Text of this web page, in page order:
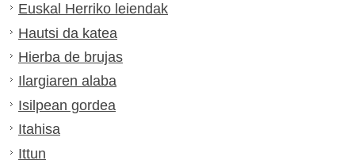
Euskal Herriko leiendak
Hautsi da katea
Hierba de brujas
Ilargiaren alaba
Isilpean gordea
Itahisa
Ittun